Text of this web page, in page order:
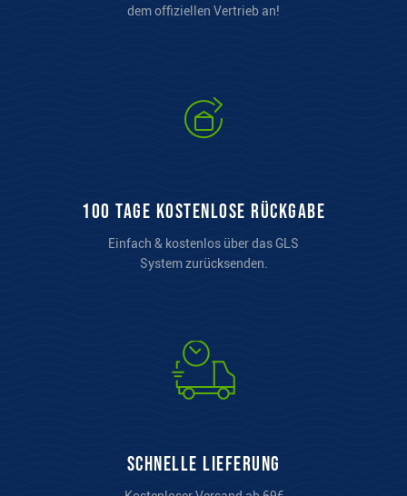
dem offiziellen Vertrieb an!
100 Tage kostenlose Rückgabe
Einfach & kostenlos über das GLS
System zurücksenden.
Schnelle Lieferung